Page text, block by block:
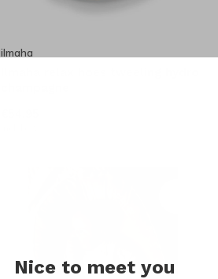
Nice to meet you
ilmaha